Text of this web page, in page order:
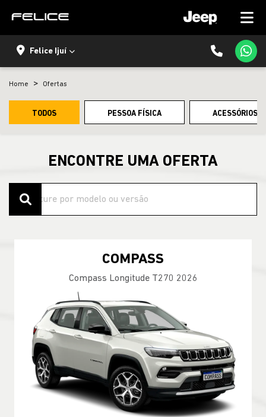
Felice Ijuí
Home Ofertas
TODOS PESSOA FÍSICA ACESSÓRIOS
ENCONTRE UMA OFERTA
COMPASS
Compass Longitude T270 2026